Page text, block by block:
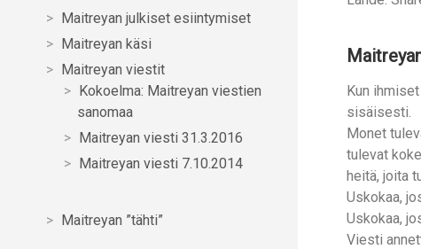
Maitreyan julkiset esiintymiset
Maitreyan käsi
Maitreyan viestit
Kokoelma: Maitreyan viestien
sanomaa
Maitreyan viesti 31.3.2016
Maitreyan viesti 7.10.2014
Maitreyan ”tähti”
Kun
sisäisesti.
Monet
tulevat
heitä, joita
Uskokaa,
Uskokaa,
Viesti